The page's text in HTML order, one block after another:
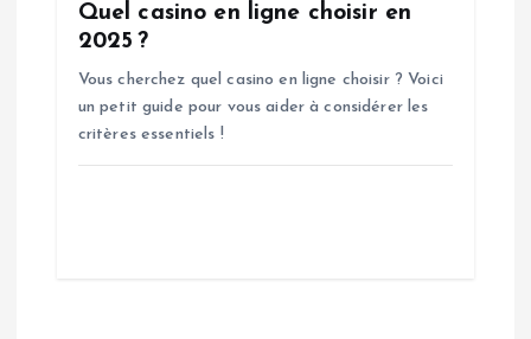
Quel casino en ligne choisir en
2025 ?
Vous cherchez quel casino en ligne choisir ? Voici
un petit guide pour vous aider à considérer les
critères essentiels !